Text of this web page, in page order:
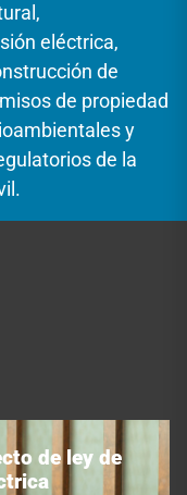
eléctrica,
de
de propiedad
y
de la
de ley de